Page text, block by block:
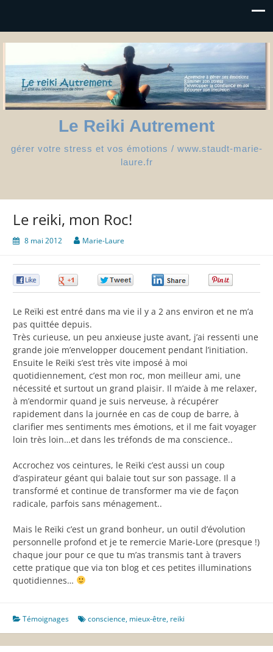
Le Reiki Autrement
gérer votre stress et vos émotions / www.staudt-marie-
laure.fr
Le reiki, mon Roc!
8 mai 2012 Marie-Laure
Le Reïki est entré dans ma vie il y a 2 ans environ et ne m’a
pas quittée depuis.
Très curieuse, un peu anxieuse juste avant, j’ai ressenti une
grande joie m’envelopper doucement pendant l’initiation.
Ensuite le Reïki s’est très vite imposé à moi
quotidiennement, c’est mon roc, mon meilleur ami, une
nécessité et surtout un grand plaisir. Il m’aide à me relaxer,
à m’endormir quand je suis nerveuse, à récupérer
rapidement dans la journée en cas de coup de barre, à
clarifier mes sentiments mes émotions, et il me fait voyager
loin très loin…et dans les tréfonds de ma conscience..
Accrochez vos ceintures, le Reïki c’est aussi un coup
d’aspirateur géant qui balaie tout sur son passage. Il a
transformé et continue de transformer ma vie de façon
radicale, parfois sans ménagement..
Mais le Reïki c’est un grand bonheur, un outil d’évolution
personnelle profond et je te remercie Marie-Lore (presque !)
chaque jour pour ce que tu m’as transmis tant à travers
cette pratique que via ton blog et ces petites illuminations
quotidiennes…
Témoignages conscience, mieux-être, reiki